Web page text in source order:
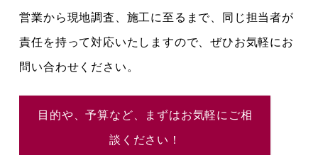
営業から現地調査、施工に至るまで、同じ担当者が
責任を持って対応いたしますので、ぜひお気軽にお
問い合わせください。
目的や、予算など、まずはお気軽にご相
談ください！